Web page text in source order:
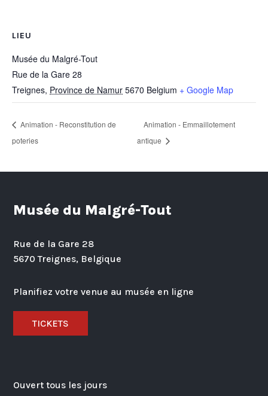
LIEU
Musée du Malgré-Tout
Rue de la Gare 28
Treignes, Province de Namur 5670 Belgium + Google Map
Animation - Reconstitution de
poteries
Animation - Emmaillotement
antique
Musée du Malgré-Tout
Rue de la Gare 28
5670 Treignes, Belgique
Planifiez votre venue au musée en ligne
TICKETS
Ouvert tous les jours